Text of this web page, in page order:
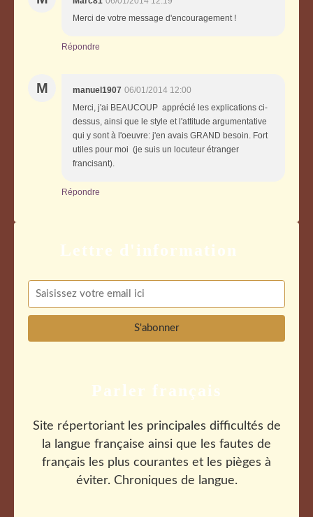
Merci de votre message d'encouragement !
Répondre
M manuel1907 06/01/2014 12:00
Merci, j'ai BEAUCOUP apprécié les explications ci-
dessus, ainsi que le style et l'attitude argumentative
qui y sont à l'oeuvre: j'en avais GRAND besoin. Fort
utiles pour moi (je suis un locuteur étranger
francisant).
Répondre
Parler français
Site répertoriant les principales difficultés de
la langue française ainsi que les fautes de
français les plus courantes et les pièges à
éviter. Chroniques de langue.